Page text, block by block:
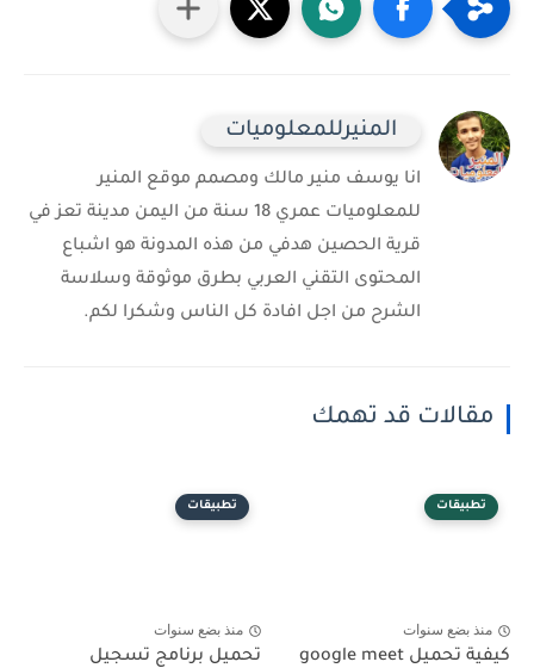
المنيرللمعلوميات
انا يوسف منير مالك ومصمم موقع المنير
للمعلوميات عمري 18 سنة من اليمن مدينة تعز في
قرية الحصين هدفي من هذه المدونة هو اشباع
المحتوى التقني العربي بطرق موثوقة وسلاسة
الشرح من اجل افادة كل الناس وشكرا لكم.
مقالات قد تهمك
تطبيقات
منذ بضع سنوات
كيفية تحميل google meet
تطبيقات
منذ بضع سنوات
تحميل برنامج تسجيل